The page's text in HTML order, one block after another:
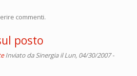
commenti.
posto
Inviato da Sinergiail Lun, 04/30/2007 -